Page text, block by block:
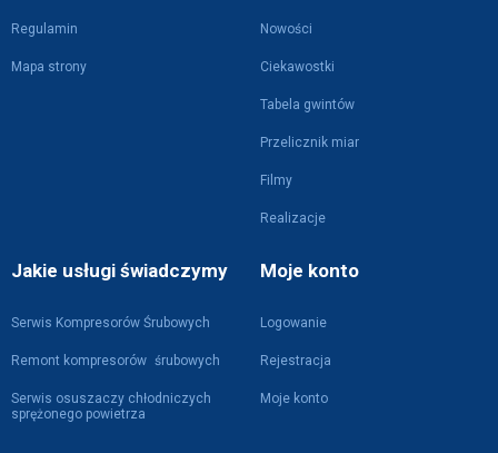
Regulamin
Mapa strony
Nowości
Ciekawostki
Tabela gwintów
Przelicznik miar
Filmy
Realizacje
Jakie usługi świadczymy
Serwis Kompresorów Śrubowych
Remont kompresorów śrubowych
Serwis osuszaczy chłodniczych
sprężonego powietrza
Moje konto
Logowanie
Rejestracja
Moje konto